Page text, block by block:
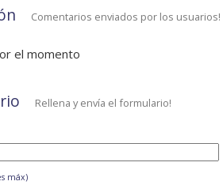
Comentarios enviados por los usuarios!
el momento
Rellena y envía el formulario!
máx)